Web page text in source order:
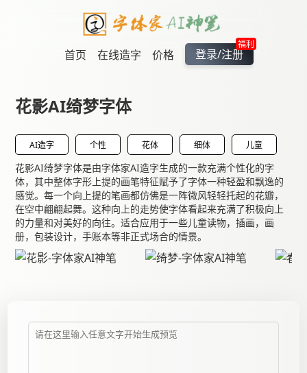
首页 在线造字 价格
福利
登录/注册
花影AI绮梦字体
AI造字 个性 花体 细体 儿童
花影AI绮梦字体是由字体家AI造字生成的一款充满个性化的字
体，其中整体字形上提的画笔特征赋予了字体一种轻盈和飘逸的
感觉。每一个向上提的笔画都仿佛是一阵微风轻轻托起的花瓣，
在空中翩翩起舞。这种向上的走势使字体看起来充满了积极向上
的力量和对美好的向往。适合应用于一些儿童读物，插画，画
册，包装设计，手账本等非正式场合的情景。